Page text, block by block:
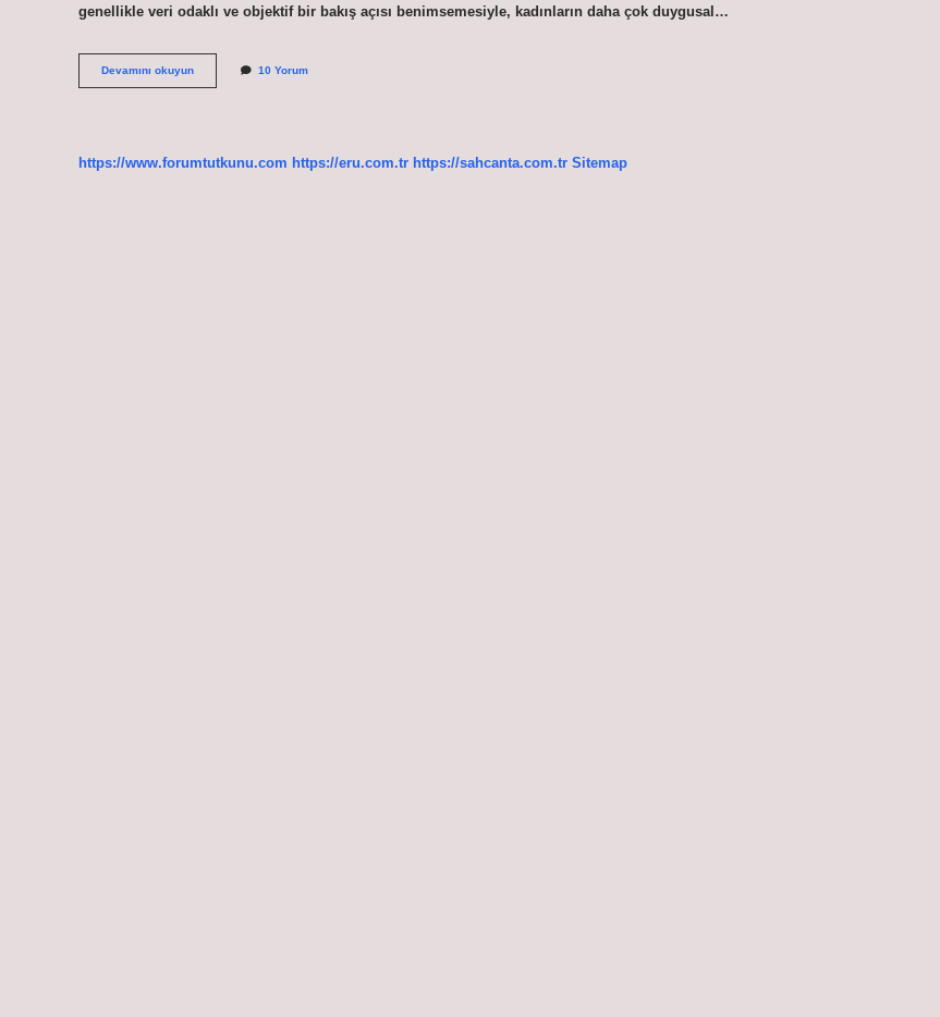
genellikle veri odaklı ve objektif bir bakış açısı benimsemesiyle, kadınların daha çok duygusal…
Devamını okuyunHaşiş
Arapça
10 Yorum
https://www.forumtutkunu.com https://eru.com.tr https://sahcanta.com.tr Sitemap